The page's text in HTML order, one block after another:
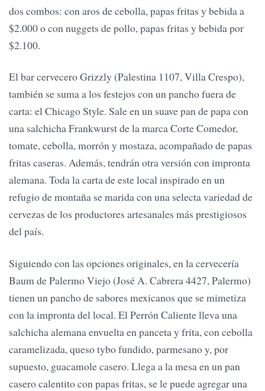
dos combos: con aros de cebolla, papas fritas y bebida a
$2.000 o con nuggets de pollo, papas fritas y bebida por
$2.100.
El bar cervecero Grizzly (Palestina 1107, Villa Crespo),
también se suma a los festejos con un pancho fuera de
carta: el Chicago Style. Sale en un suave pan de papa con
una salchicha Frankwurst de la marca Corte Comedor,
tomate, cebolla, morrón y mostaza, acompañado de papas
fritas caseras. Además, tendrán otra versión con impronta
alemana. Toda la carta de este local inspirado en un
refugio de montaña se marida con una selecta variedad de
cervezas de los productores artesanales más prestigiosos
del país.
Siguiendo con las opciones originales, en la cervecería
Baum de Palermo Viejo (José A. Cabrera 4427, Palermo)
tienen un pancho de sabores mexicanos que se mimetiza
con la impronta del local. El Perrón Caliente lleva una
salchicha alemana envuelta en panceta y frita, con cebolla
caramelizada, queso tybo fundido, parmesano y, por
supuesto, guacamole casero. Llega a la mesa en un pan
casero calentito con papas fritas, se le puede agregar una